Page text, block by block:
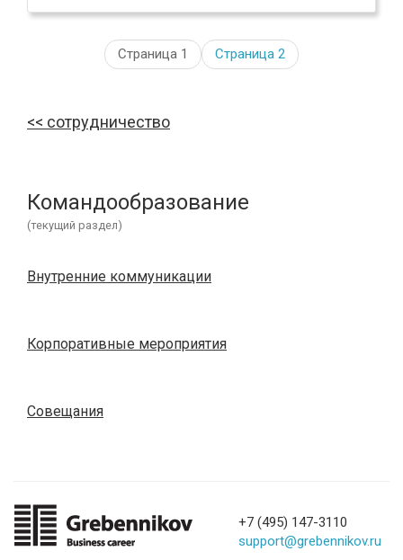
Страница 1 Страница 2
сотрудничество
Командообразование
(текущий раздел)
Внутренние коммуникации
Корпоративные мероприятия
Совещания
+7 (495) 147-3110
support@grebennikov.ru